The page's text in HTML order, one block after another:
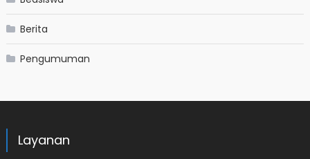
Berita
Pengumuman
Layanan